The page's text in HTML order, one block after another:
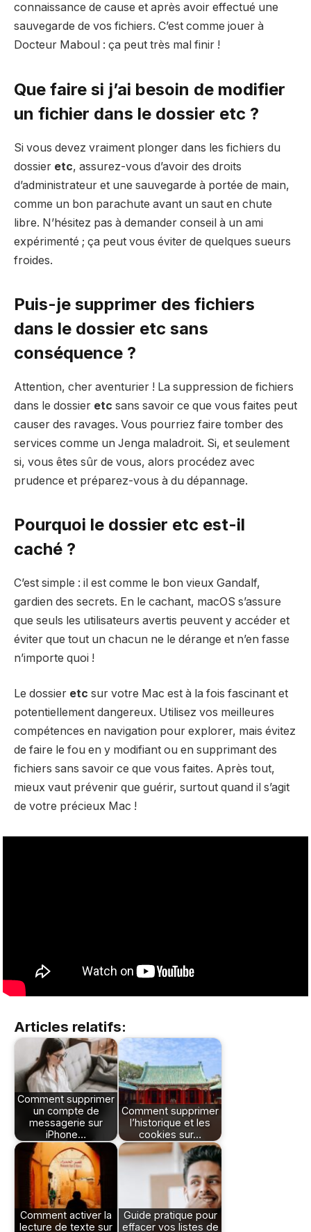
connaissance de cause et après avoir effectué une
sauvegarde de vos fichiers. C’est comme jouer à
Docteur Maboul : ça peut très mal finir !
Que faire si j’ai besoin de modifier
un fichier dans le dossier etc ?
Si vous devez vraiment plonger dans les fichiers du
dossier etc, assurez-vous d’avoir des droits
d’administrateur et une sauvegarde à portée de main,
comme un bon parachute avant un saut en chute
libre. N’hésitez pas à demander conseil à un ami
expérimenté ; ça peut vous éviter de quelques sueurs
froides.
Puis-je supprimer des fichiers
dans le dossier etc sans
conséquence ?
Attention, cher aventurier ! La suppression de fichiers
dans le dossier etc sans savoir ce que vous faites peut
causer des ravages. Vous pourriez faire tomber des
services comme un Jenga maladroit. Si, et seulement
si, vous êtes sûr de vous, alors procédez avec
prudence et préparez-vous à du dépannage.
Pourquoi le dossier etc est-il
caché ?
C’est simple : il est comme le bon vieux Gandalf,
gardien des secrets. En le cachant, macOS s’assure
que seuls les utilisateurs avertis peuvent y accéder et
éviter que tout un chacun ne le dérange et n’en fasse
n’importe quoi !
Le dossier etc sur votre Mac est à la fois fascinant et
potentiellement dangereux. Utilisez vos meilleures
compétences en navigation pour explorer, mais évitez
de faire le fou en y modifiant ou en supprimant des
fichiers sans savoir ce que vous faites. Après tout,
mieux vaut prévenir que guérir, surtout quand il s’agit
de votre précieux Mac !
Articles relatifs:
Comment supprimer
un compte de
messagerie sur
iPhone…
Comment supprimer
l’historique et les
cookies sur…
Comment activer la
lecture de texte sur
Guide pratique pour
effacer vos listes de